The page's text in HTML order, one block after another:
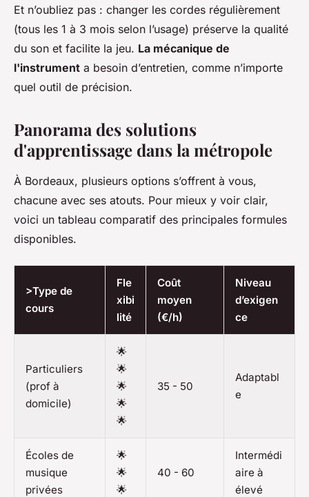
Et n’oubliez pas : changer les cordes régulièrement
(tous les 1 à 3 mois selon l’usage) préserve la qualité
du son et facilite la jeu. La mécanique de
l'instrument a besoin d’entretien, comme n’importe
quel outil de précision.
Panorama des solutions
d'apprentissage dans la métropole
À Bordeaux, plusieurs options s’offrent à vous,
chacune avec ses atouts. Pour mieux y voir clair,
voici un tableau comparatif des principales formules
disponibles.
>Type de
cours
Fle
xibi
lité
Coût
moyen
(€/h)
Niveau
d’exigen
ce
Particuliers
(prof à
domicile)
🌟
🌟
🌟
🌟
🌟
35 - 50
Adaptabl
e
Écoles de
musique
privées
🌟
🌟
🌟
40 - 60
Intermédi
aire à
élevé